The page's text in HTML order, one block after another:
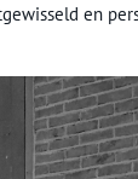
en